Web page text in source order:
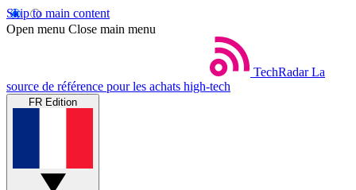
Skip to main content
Open menu Close main menu
TechRadar La
source de référence pour les achats high-tech
FR Edition